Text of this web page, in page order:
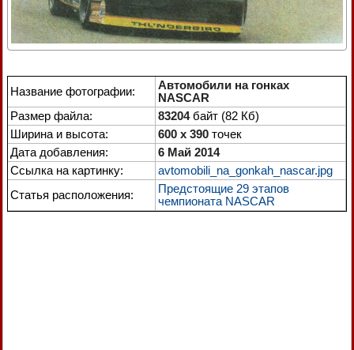
Название фотографии:
Автомобили на гонках
NASCAR
Размер файла:
83204байт (82 Кб)
Ширина и высота:
600 x 390 точек
Дата добавления:
6 Май 2014
Ссылка на картинку:
avtomobili_na_gonkah_nascar.jpg
Статья расположения:
Предстоящие 29 этапов
чемпионата NASCAR